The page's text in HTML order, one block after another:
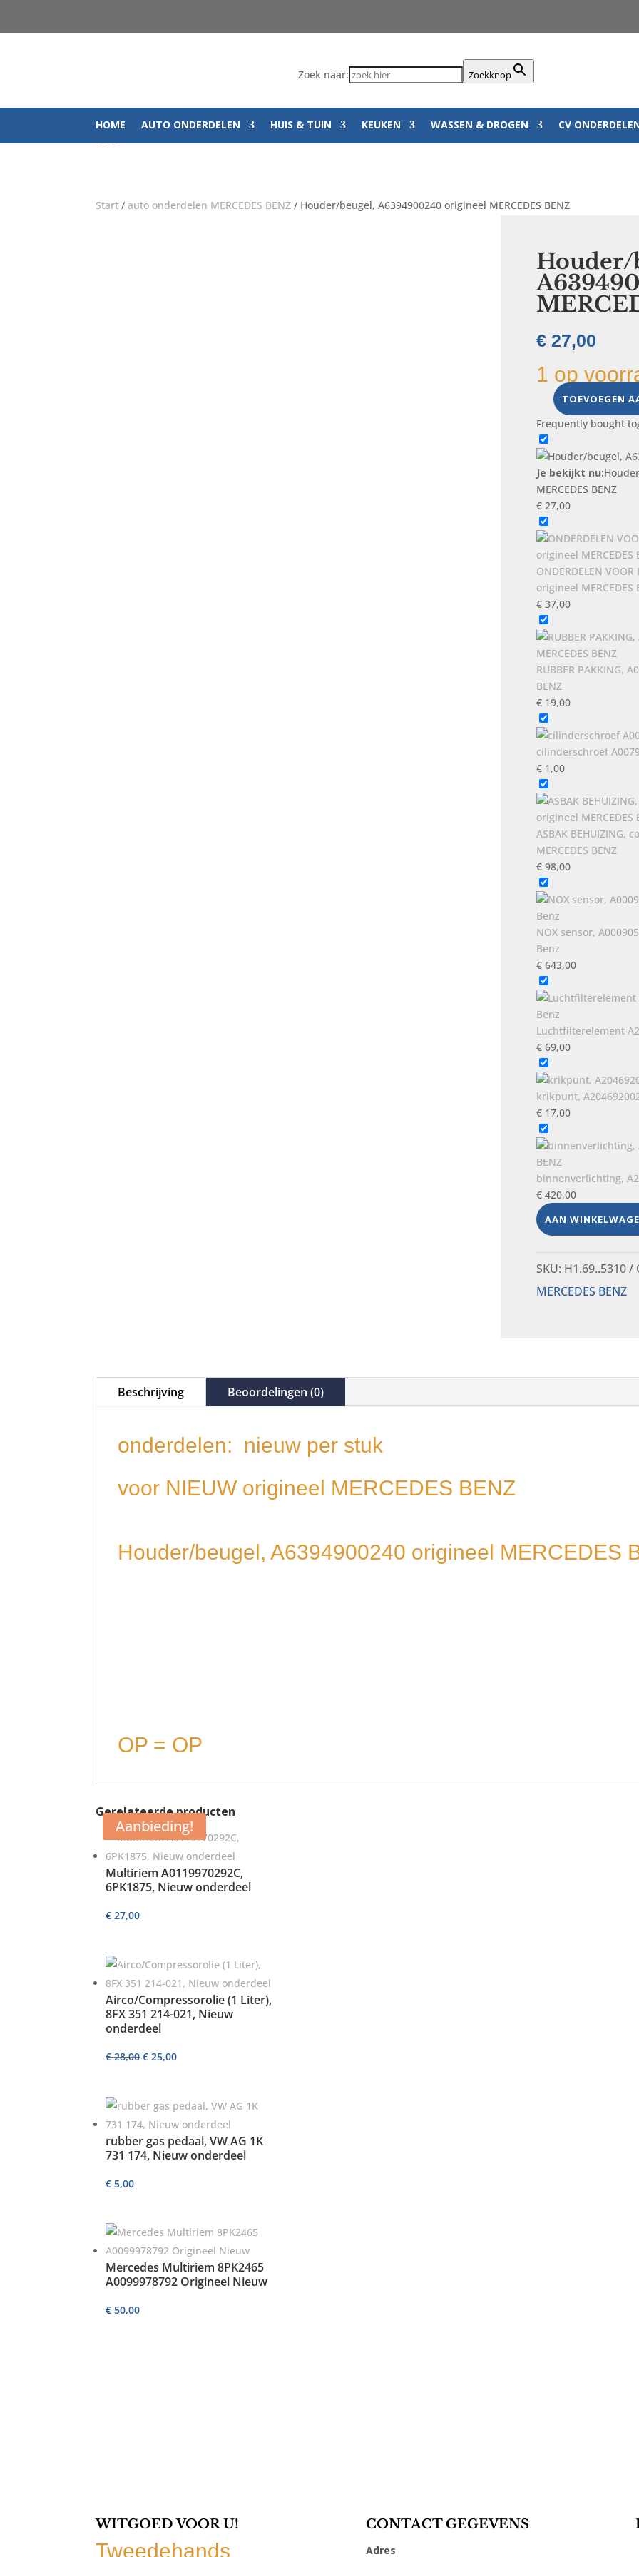
Zoek naar: Zoekknop
HOME AUTO ONDERDELEN HUIS & TUIN KEUKEN WASSEN & DROGEN
CV
Q&A
Start /auto onderdelen MERCEDES BENZ / Houder/beugel, A6394900240 origineel MERCEDES BENZ
Houder/
€27,00
1 op
Houder/beugel,
A6394900240
origineel
MERCEDES
BENZ
aantal
TOEVOEGEN
Frequently bought
Je bekijkt nu:
MERCEDES BENZ
€27,00
ONDERDELEN
origineel MERCEDES
€37,00
RUBBER PAKKING,
BENZ
€19,00
cilinderschroef
€1,00
ASBAK BEHUIZING,
MERCEDES BENZ
€98,00
NOX sensor,
Benz
€643,00
Luchtfilterelement
€69,00
krikpunt,
€17,00
binnenverlichting,
€420,00
AAN
SKU: H1.69..5310
MERCEDES BENZ
Beschrijving Beoordelingen (0)
onderdelen: nieuw per stuk
voor NIEUW origineel MERCEDES BENZ
Houder/beugel, A6394900240 origineel MERCEDES
OP = OP
Gerelateerde producten
Multiriem A0119970292C,
6PK1875, Nieuw onderdeel
€ 27,00
Aanbieding!
Airco/Compressorolie (1 Liter),
8FX 351 214-021, Nieuw
onderdeel
€28,00Oorspronkelijke
€ 28,00.
€ 25,00Huidige
rubber gas pedaal, VW AG 1K
731 174, Nieuw onderdeel
€ 5,00
Mercedes Multiriem 8PK2465
A0099978792 Origineel Nieuw
€ 50,00
WITGOED VOOR U!
Tweedehands
CONTACT GEGEVENS
Adres